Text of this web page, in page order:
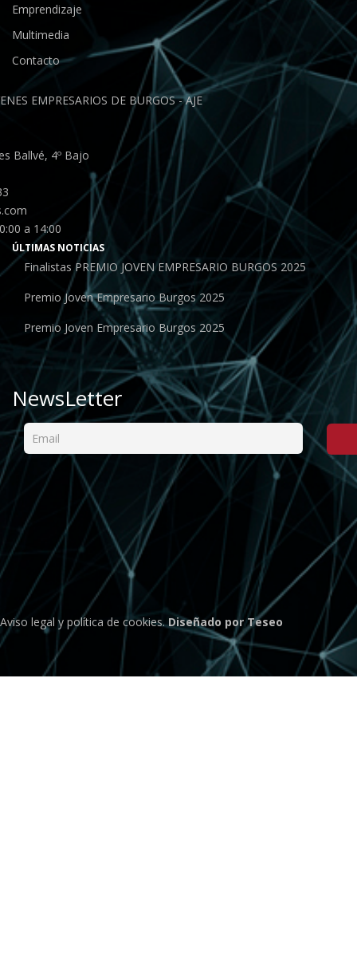
Emprendizaje
Multimedia
Contacto
EMPRESARIOS DE BURGOS - AJE
Ballvé, 4º Bajo
a 14:00
ÚLTIMAS NOTICIAS
Finalistas PREMIO JOVEN EMPRESARIO BURGOS 2025
Premio Joven Empresario Burgos 2025
Premio Joven Empresario Burgos 2025
NewsLetter
Aviso legal y política de cookies.Diseñado por Teseo